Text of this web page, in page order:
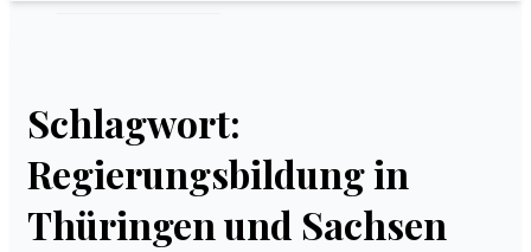
Schlagwort:
Regierungsbildung in
Thüringen und Sachsen